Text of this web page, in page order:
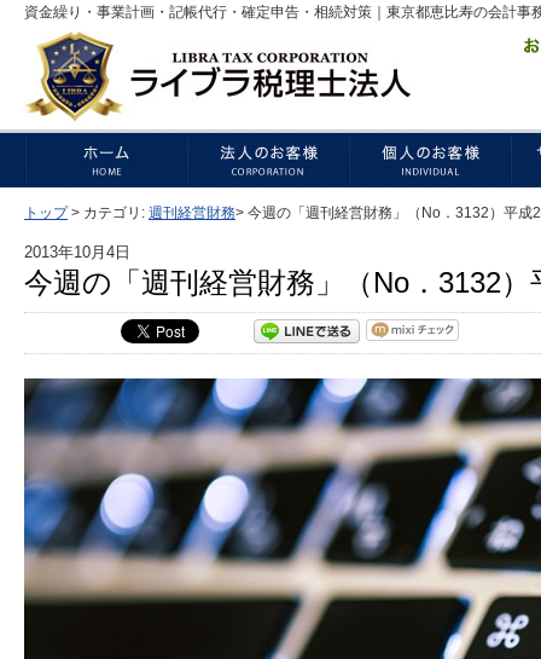
資金繰り・事業計画・記帳代行・確定申告・相続対策｜東京都恵比寿の会計事
トップ> カテゴリ: 週刊経営財務> 今週の「週刊経営財務」（No．3132）平成
2013年10月4日
今週の「週刊経営財務」（No．3132）